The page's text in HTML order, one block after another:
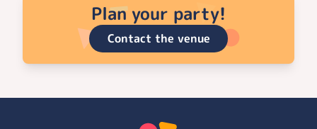
Plan your party!
Contact the venue